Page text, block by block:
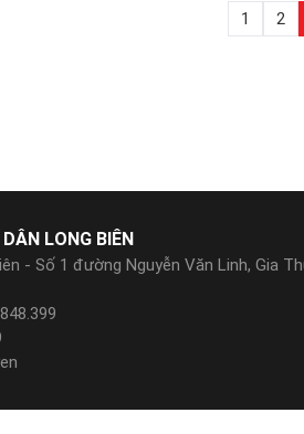
2026 MỚI
1 2
LONG BIÊN
- Số 1 đường Nguyễn Văn Linh, Gia